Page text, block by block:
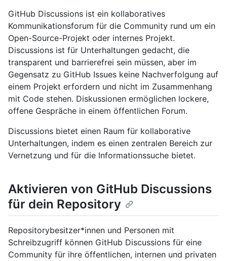
GitHub Discussions ist ein kollaboratives
Kommunikationsforum für die Community rund um ein
Open-Source-Projekt oder internes Projekt.
Discussions ist für Unterhaltungen gedacht, die
transparent und barrierefrei sein müssen, aber im
Gegensatz zu GitHub Issues keine Nachverfolgung auf
einem Projekt erfordern und nicht im Zusammenhang
mit Code stehen. Diskussionen ermöglichen lockere,
offene Gespräche in einem öffentlichen Forum.
Discussions bietet einen Raum für kollaborative
Unterhaltungen, indem es einen zentralen Bereich zur
Vernetzung und für die Informationssuche bietet.
Aktivieren von GitHub Discussions
für dein Repository
Repositorybesitzer*innen und Personen mit
Schreibzugriff können GitHub Discussions für eine
Community für ihre öffentlichen, internen und privaten